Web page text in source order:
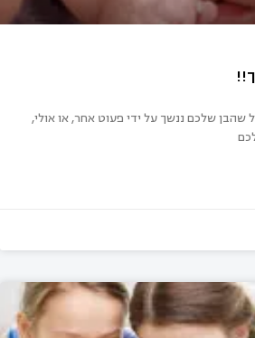
שהבן שלכם ננשך על ידי פעוט אחר, או אולי,